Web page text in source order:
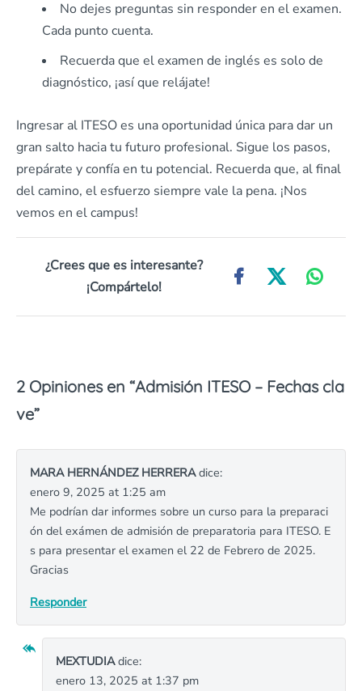
No dejes preguntas sin responder en el examen.
Cada punto cuenta.
Recuerda que el examen de inglés es solo de
diagnóstico, ¡así que relájate!
Ingresar al ITESO es una oportunidad única para dar un
gran salto hacia tu futuro profesional. Sigue los pasos,
prepárate y confía en tu potencial. Recuerda que, al final
del camino, el esfuerzo siempre vale la pena. ¡Nos
vemos en el campus!
¿Crees que es interesante?
¡Compártelo!
2 Opiniones en “Admisión ITESO – Fechas cla
ve”
MARA HERNÁNDEZ HERRERAdice:
enero 9, 2025 at 1:25 am
Me podrían dar informes sobre un curso para la preparaci
ón del exámen de admisión de preparatoria para ITESO. E
s para presentar el examen el 22 de Febrero de 2025.
Gracias
Responder
MEXTUDIAdice:
enero 13, 2025 at 1:37 pm